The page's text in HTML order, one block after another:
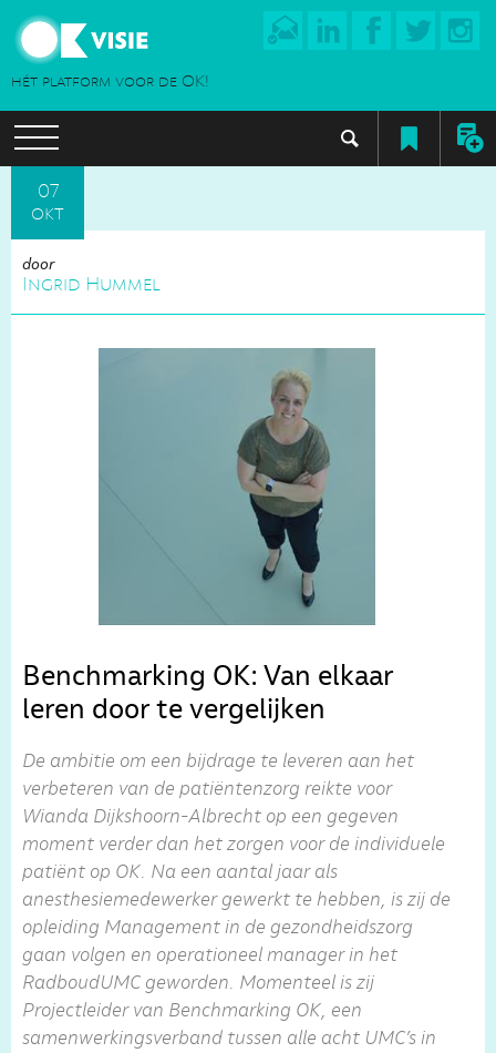
hét platform voor de OK!
07
okt
door
Ingrid Hummel
Benchmarking OK: Van elkaar
leren door te vergelijken
De ambitie om een bijdrage te leveren aan het
verbeteren van de patiëntenzorg reikte voor
Wianda Dijkshoorn-Albrecht op een gegeven
moment verder dan het zorgen voor de individuele
patiënt op OK. Na een aantal jaar als
anesthesiemedewerker gewerkt te hebben, is zij de
opleiding Management in de gezondheidszorg
gaan volgen en operationeel manager in het
RadboudUMC geworden. Momenteel is zij
Projectleider van Benchmarking OK, een
samenwerkingsverband tussen alle acht UMC’s in